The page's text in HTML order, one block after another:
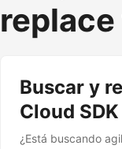
Buscar y
Cloud SDK
¿Está buscando